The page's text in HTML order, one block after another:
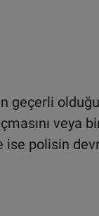
geçerli
ise polisin